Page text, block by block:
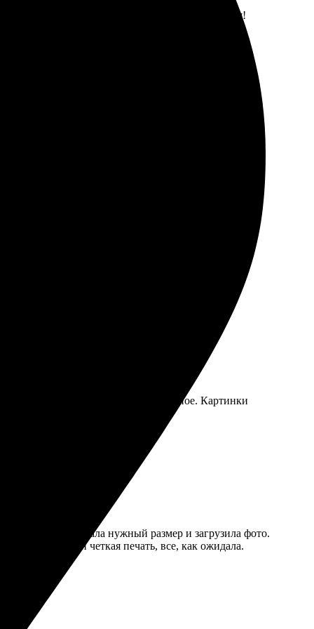
на высшем уровне, доставка пришла вовремя!
уточнили детали. Футболки сделали
ожидания, ровная печать. Обслуживание на
заказа на сайте интуитивно понятное. Картинки
довольны!
Сначала выбрала нужный размер и загрузила фото.
Яркие цвета и четкая печать, все, как ожидала.